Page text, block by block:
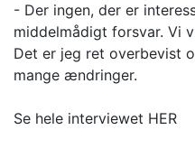
- Der ingen, der er
middelmådigt forsvar. Vi
Det er jeg ret overbevist
mange ændringer.
Se hele interviewet HER